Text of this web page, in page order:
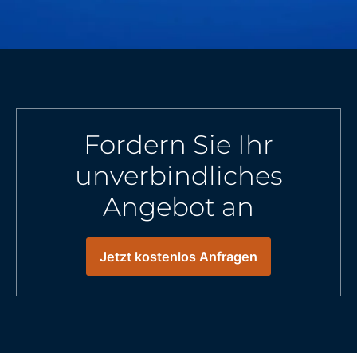
Fordern Sie Ihr
unverbindliches
Angebot an
Jetzt kostenlos Anfragen